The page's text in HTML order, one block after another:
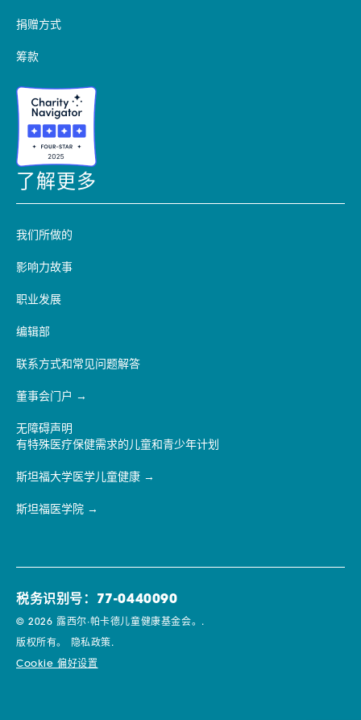
捐赠方式
筹款
了解更多
我们所做的
影响力故事
职业发展
编辑部
联系方式和常见问题解答
董事会门户
无障碍声明
有特殊医疗保健需求的儿童和青少年计划
斯坦福大学医学儿童健康
斯坦福医学院
税务识别号：77-0440090
© 2026 露西尔·帕卡德儿童健康基金会。.
版权所有。 隐私政策.
Cookie 偏好设置